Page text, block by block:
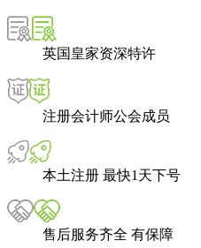
英国皇家资深特许
注册会计师公会成员
本土注册 最快1天下号
售后服务齐全 有保障